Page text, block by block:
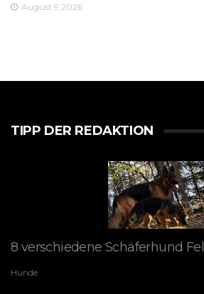
August 9,2026
TIPP DER REDAKTION
8 verschiedene Schäferhund
Hunde